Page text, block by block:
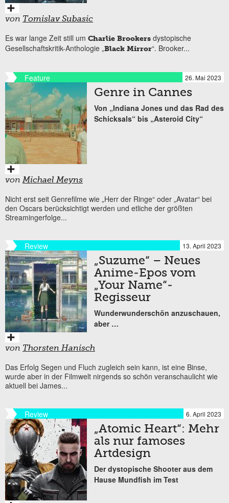
von Tomislav Subasic
Es war lange Zeit still um Charlie Brookers dystopische
Gesellschaftskritik-Anthologie „Black Mirror“. Brooker...
Feature 26. Mai 2023
Genre in Cannes
Von „Indiana Jones und das Rad des
Schicksals“ bis „Asteroid City“
vonMichael Meyns
Nicht erst seit Genrefilme wie „Herr der Ringe“ oder „Avatar“ bei
den Oscars berücksichtigt werden und etliche der größten
Streamingerfolge...
Review 13. April 2023
„Suzume“ – Neues
Anime-Epos vom
„Your Name“-
Regisseur
Wunderwunderschön anzuschauen,
aber …
von Thorsten Hanisch
Das Erfolg Segen und Fluch zugleich sein kann, ist eine Binse,
wurde aber in der Filmwelt nirgends so schön veranschaulicht wie
aktuell bei James...
Review 6. April 2023
„Atomic Heart“: Mehr
als nur famoses
Artdesign
Der dystopische Shooter aus dem
Hause Mundfish im Test